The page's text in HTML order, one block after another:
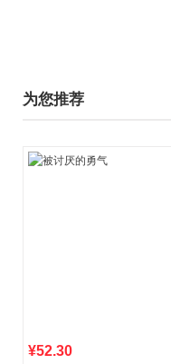
为您推荐
¥52.30